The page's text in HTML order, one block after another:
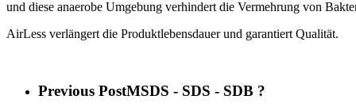
und diese anaerobe Umgebung verhindert die Vermehrung von
AirLess verlängert die Produktlebensdauer und garantiert Qualität.
Previous PostMSDS - SDS - SDB ?